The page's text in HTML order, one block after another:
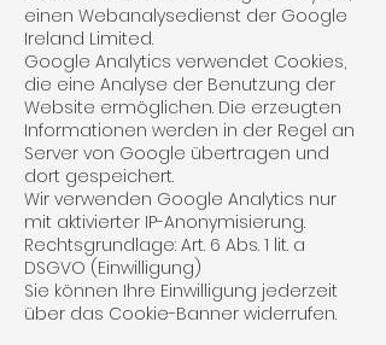
einen Webanalysedienst der Google
Ireland Limited.
Google Analytics verwendet Cookies,
die eine Analyse der Benutzung der
Website ermöglichen. Die erzeugten
Informationen werden in der Regel an
Server von Google übertragen und
dort gespeichert.
Wir verwenden Google Analytics nur
mit aktivierter IP-Anonymisierung.
Rechtsgrundlage: Art. 6 Abs. 1 lit. a
DSGVO (Einwilligung)
Sie können Ihre Einwilligung jederzeit
über das Cookie-Banner widerrufen.